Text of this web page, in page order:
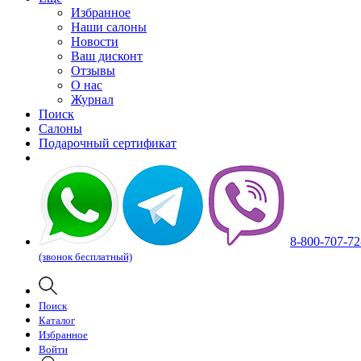
Избранное
Наши салоны
Новости
Ваш дисконт
Отзывы
О нас
Журнал
Поиск
Салоны
Подарочный сертификат
8-800-707-
(звонок бесплатный)
Поиск
Каталог
Избранное
Войти